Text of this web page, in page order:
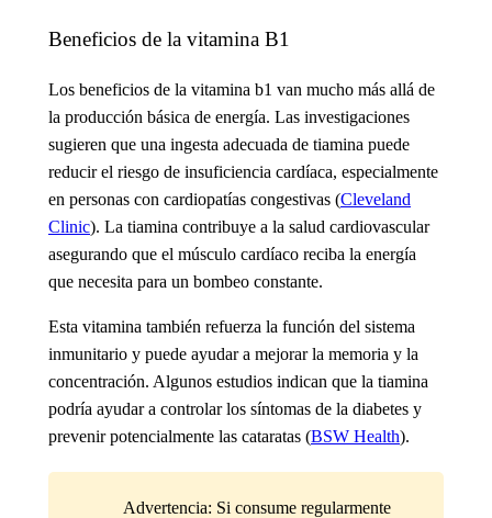
Beneficios de la vitamina B1
Los beneficios de la vitamina b1 van mucho más allá de
la producción básica de energía. Las investigaciones
sugieren que una ingesta adecuada de tiamina puede
reducir el riesgo de insuficiencia cardíaca, especialmente
en personas con cardiopatías congestivas (Cleveland
Clinic). La tiamina contribuye a la salud cardiovascular
asegurando que el músculo cardíaco reciba la energía
que necesita para un bombeo constante.
Esta vitamina también refuerza la función del sistema
inmunitario y puede ayudar a mejorar la memoria y la
concentración. Algunos estudios indican que la tiamina
podría ayudar a controlar los síntomas de la diabetes y
prevenir potencialmente las cataratas (BSW Health).
Advertencia: Si consume regularmente